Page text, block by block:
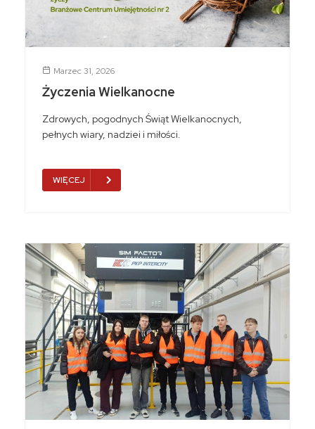
Marzec 31, 2026
Życzenia Wielkanocne
Zdrowych, pogodnych Świąt Wielkanocnych,
pełnych wiary, nadziei i miłości.
WIĘCEJ